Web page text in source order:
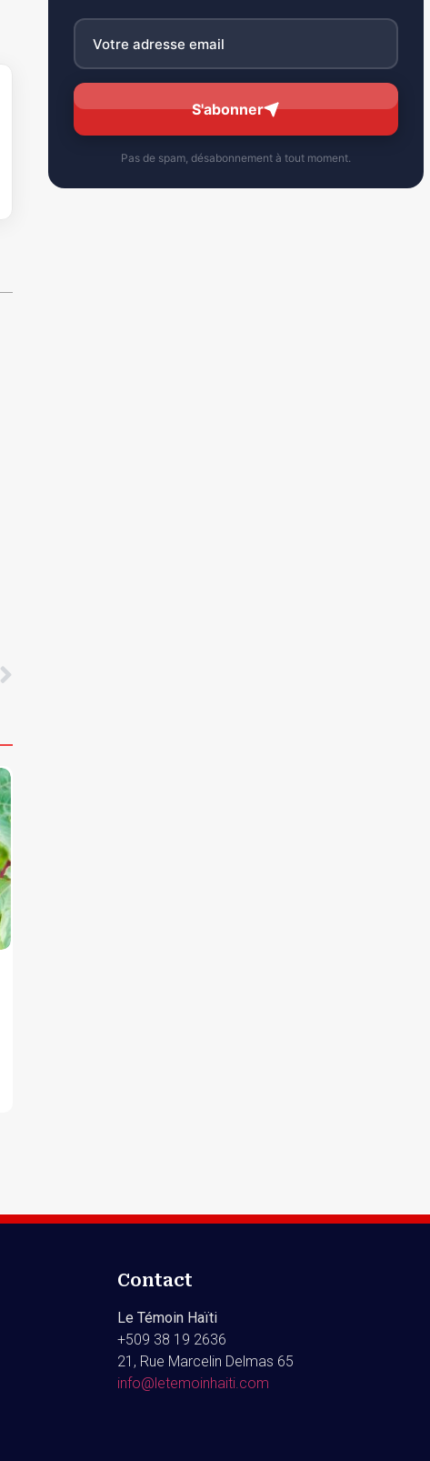
S'abonner
Pas de spam, désabonnement à tout moment.
Contact
Le Témoin Haïti
+509 38 19 2636
21, Rue Marcelin Delmas 65
info@letemoinhaiti.com